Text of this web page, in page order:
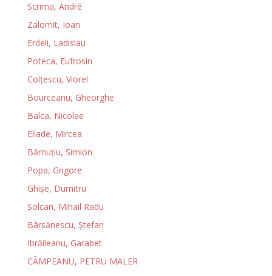
Scrima, André
Zalomit, Ioan
Erdeli, Ladislau
Poteca, Eufrosin
Colţescu, Viorel
Bourceanu, Gheorghe
Balca, Nicolae
Eliade, Mircea
Bărnuţiu, Simion
Popa, Grigore
Ghișe, Dumitru
Solcan, Mihail Radu
Bârsănescu, Ştefan
Ibrăileanu, Garabet
CÂMPEANU, PETRU MALER